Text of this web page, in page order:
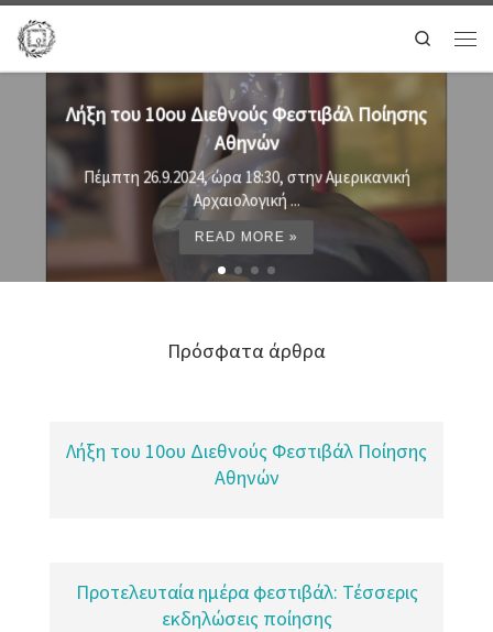
Search
Προτελευταία ημέρα φεστιβάλ:
Σήμερα, Τετάρτη 25 Σεπτεμβρίου, στο
READ MORE »
Πρόσφατα άρθρα
Λήξη του 10ου Διεθνούς Φεστιβάλ Ποίησης
Αθηνών
Προτελευταία ημέρα φεστιβάλ: Τέσσερις
εκδηλώσεις ποίησης